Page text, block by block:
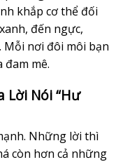
khắp cơ thể đối
đến ngực,
Mỗi nơi đôi môi bạn
đam mê.
Lời Nói “Hư
Những lời thì
còn hơn cả những